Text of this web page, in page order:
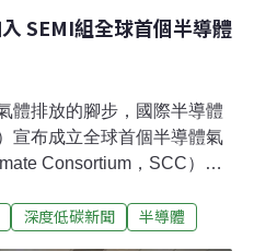
SEMI組全球首個半導體
體排放的腳步，國際半導體
宣布成立全球首個半導體氣
Consortium，SCC），
由日月光、台積電、南亞
深度低碳新聞 半導體